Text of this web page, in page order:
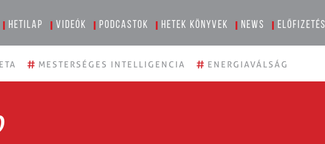
Hetilap Videók Podcastok Hetek könyvek News Előfizetés
# MESTERSÉGES INTELLIGENCIA # ENERGIAVÁLSÁG